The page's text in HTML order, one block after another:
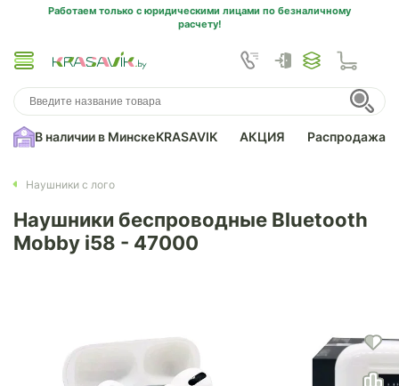
Работаем только с юридическими лицами по безналичному
расчету!
В наличии в МинскеKRASAVIK АКЦИЯ Распродажа
Наушники с лого
Наушники беспроводные Bluetooth
Mobby i58 - 47000